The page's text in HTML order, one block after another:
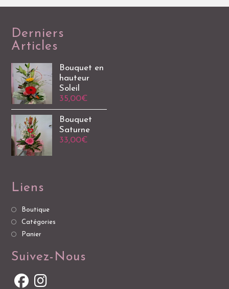
Derniers
Articles
Bouquet en
hauteur
Soleil
35,00€
Bouquet
Saturne
33,00€
Liens
Boutique
Catégories
Panier
Suivez-Nous